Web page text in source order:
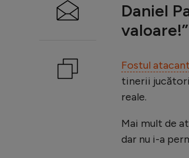
Daniel
valoare!”
Fostul
tinerii
reale.
Mai mult de
dar nu i-a